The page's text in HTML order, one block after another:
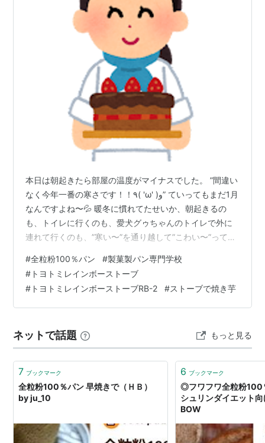
本日は朝起きたら部屋の温度がマイナスでした。 ”間違い
なく今年一番の寒さです！！٩( 'ω' )و” ていってもまだ1月
なんですよね〜💦 暖冬に慣れてたせいか、朝起きるの
も、トイレに行くのも、愛犬グゥちゃんのトイレで外に
連れて行くのも、”寒い〜”を通り越して”こわい〜”って感
がすごかったです。 本日は専門学校さんの修了写真の撮
影があり、お昼前と3時過ぎの2回に分けて撮ります。 幸
いお休みもなく雪の影響も大丈夫でした。 こちらの専門
学校さんはお菓子やパンの調理師を目指す学校なので
が混ざっ…
#全粒粉100％パン #製菓製パン専門学校
# トヨトミレインボーストーブ
# トヨトミレインボーストーブRB-2 #ストーブで焼き芋
ネットで話題 もっと見る
7 ブックマーク
全粒粉100％パン 早焼きで（ＨＢ）
by ju_10
6 ブックマーク
◎フワフワ全粒粉100
シュリンダイエット
BOW